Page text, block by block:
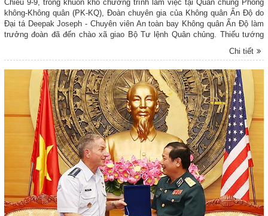
Chiều 9-9, trong khuôn khổ chương trình làm việc tại Quân chủng Phòng
không-Không quân (PK-KQ), Đoàn chuyên gia của Không quân Ấn Độ do
Đại tá Deepak Joseph - Chuyên viên An toàn bay Không quân Ấn Độ làm
trưởng đoàn đã đến chào xã giao Bộ Tư lệnh Quân chủng. Thiếu tướng
Chi tiết